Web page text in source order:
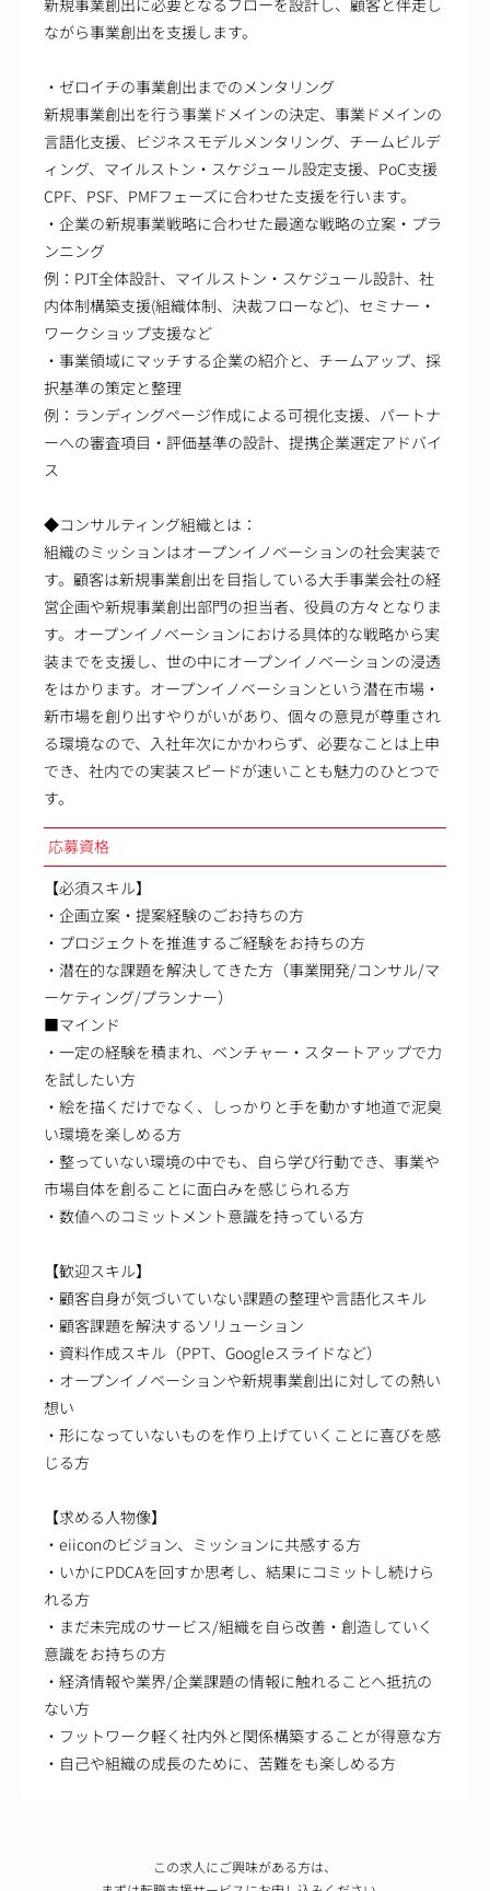
新規事業創出に必要となるフローを設計し、顧客と伴走し
ながら事業創出を支援します。
・ゼロイチの事業創出までのメンタリング
新規事業創出を行う事業ドメインの決定、事業ドメインの
言語化支援、ビジネスモデルメンタリング、チームビルデ
ィング、マイルストン・スケジュール設定支援、PoC支援
CPF、PSF、PMFフェーズに合わせた支援を行います。
・企業の新規事業戦略に合わせた最適な戦略の立案・プラ
ンニング
例：PJT全体設計、マイルストン・スケジュール設計、社
内体制構築支援(組織体制、決裁フローなど)、セミナー・
ワークショップ支援など
・事業領域にマッチする企業の紹介と、チームアップ、採
択基準の策定と整理
例：ランディングページ作成による可視化支援、パートナ
ーへの審査項目・評価基準の設計、提携企業選定アドバイ
ス
◆コンサルティング組織とは：
組織のミッションはオープンイノベーションの社会実装で
す。顧客は新規事業創出を目指している大手事業会社の経
営企画や新規事業創出部門の担当者、役員の方々となりま
す。オープンイノベーションにおける具体的な戦略から実
装までを支援し、世の中にオープンイノベーションの浸透
をはかります。オープンイノベーションという潜在市場・
新市場を創り出すやりがいがあり、個々の意見が尊重され
る環境なので、入社年次にかかわらず、必要なことは上申
でき、社内での実装スピードが速いことも魅力のひとつで
す。
応募資格
【必須スキル】
・企画立案・提案経験のごお持ちの方
・プロジェクトを推進するご経験をお持ちの方
・潜在的な課題を解決してきた方（事業開発/コンサル/マ
ーケティング/プランナー）
■マインド
・一定の経験を積まれ、ベンチャー・スタートアップで力
を試したい方
・絵を描くだけでなく、しっかりと手を動かす地道で泥臭
い環境を楽しめる方
・整っていない環境の中でも、自ら学び行動でき、事業や
市場自体を創ることに面白みを感じられる方
・数値へのコミットメント意識を持っている方
【歓迎スキル】
・顧客自身が気づいていない課題の整理や言語化スキル
・顧客課題を解決するソリューション
・資料作成スキル（PPT、Googleスライドなど）
・オープンイノベーションや新規事業創出に対しての熱い
想い
・形になっていないものを作り上げていくことに喜びを感
じる方
【求める人物像】
・eiiconのビジョン、ミッションに共感する方
・いかにPDCAを回すか思考し、結果にコミットし続けら
れる方
・まだ未完成のサービス/組織を自ら改善・創造していく
意識をお持ちの方
・経済情報や業界/企業課題の情報に触れることへ抵抗の
ない方
・フットワーク軽く社内外と関係構築することが得意な方
・自己や組織の成長のために、苦難をも楽しめる方
この求人にご興味がある方は、